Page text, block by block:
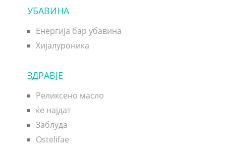
УБАВИНА
Енергија бар убавина
Хијалуроника
ЗДРАВЈЕ
Реликсено масло
ќе најдат
Заблуда
Ostelifae